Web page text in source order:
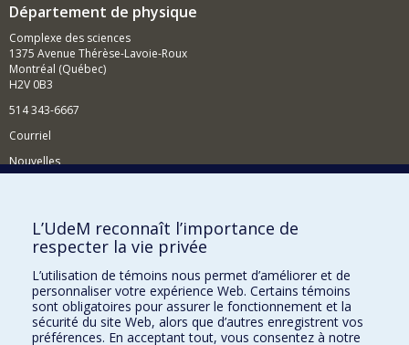
Département de physique
Complexe des sciences
1375 Avenue Thérèse-Lavoie-Roux
Montréal (Québec)
H2V 0B3
514 343-6667
Courriel
Nouvelles
Comment soutenir le Département?
BESOIN D'AIDE?
Plan du site
Signaler une erreur
Accessibilité
L’UdeM reconnaît l’importance de
respecter la vie privée
L’utilisation de témoins nous permet d’améliorer et de
personnaliser votre expérience Web. Certains témoins
sont obligatoires pour assurer le fonctionnement et la
sécurité du site Web, alors que d’autres enregistrent vos
préférences. En acceptant tout, vous consentez à notre